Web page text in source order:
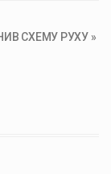
СХЕМУ РУХУ »